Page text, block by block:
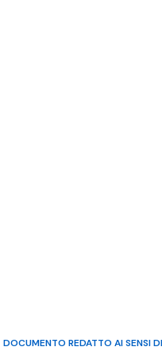
DOCUMENTO REDATTO AI SENSI